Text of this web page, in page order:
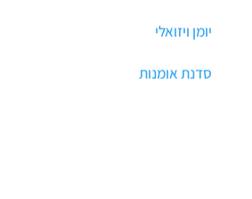
יומן ויזואלי
סדנת אומנות